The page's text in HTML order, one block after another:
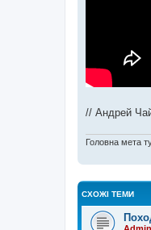
// Андрей
Головна мета
СХОЖІ ТЕМИ